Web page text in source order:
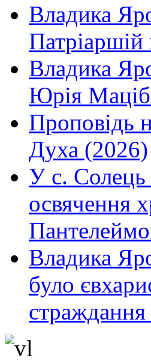
Владика
Владика
Юрія
Проповідь
Духа (2026)
У с. Солець
освячення
Владика
було